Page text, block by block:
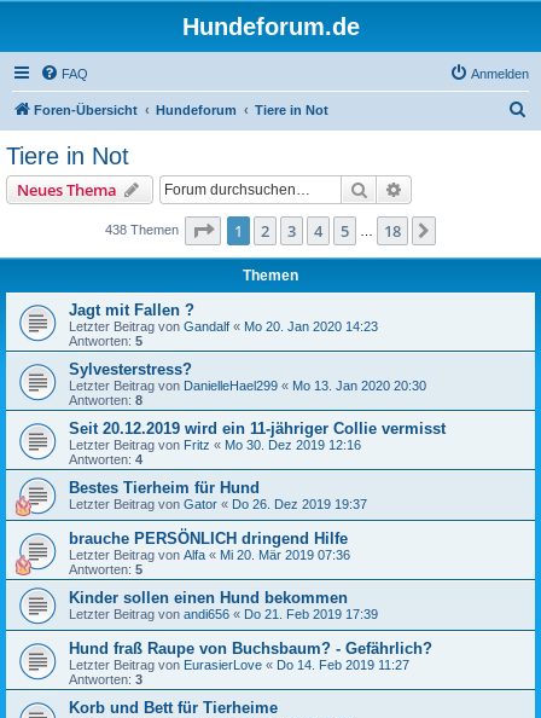
Hundeforum.de
FAQ Anmelden
Foren-Übersicht Hundeforum Tiere in Not
Tiere in Not
Neues Thema Suche
438 Themen Seite 1von 18
1 2 3 4 5 18
Themen
Jagt mit Fallen ?
Letzter Beitrag von Gandalf « Mo 20. Jan 2020 14:23
Antworten: 5
Sylvesterstress?
Letzter Beitrag von DanielleHael299 « Mo 13. Jan 2020 20:30
Antworten: 8
Seit 20.12.2019 wird ein 11-jähriger Collie vermisst
Letzter Beitrag von Fritz « Mo 30. Dez 2019 12:16
Antworten: 4
Bestes Tierheim für Hund
Letzter Beitrag von Gator « Do 26. Dez 2019 19:37
brauche PERSÖNLICH dringend Hilfe
Letzter Beitrag von Alfa « Mi 20. Mär 2019 07:36
Antworten: 5
Kinder sollen einen Hund bekommen
Letzter Beitrag von andi656 « Do 21. Feb 2019 17:39
Hund fraß Raupe von Buchsbaum? - Gefährlich?
Letzter Beitrag von EurasierLove « Do 14. Feb 2019 11:27
Antworten: 3
Korb und Bett für Tierheime